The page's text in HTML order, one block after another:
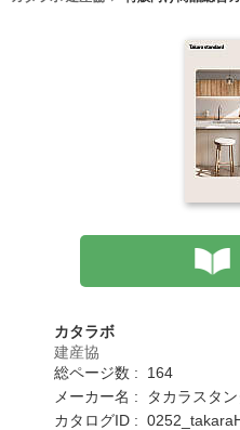
カタラボ
建産協
総ページ数 : 164
メーカー名 : タカラスタ
カタログID :